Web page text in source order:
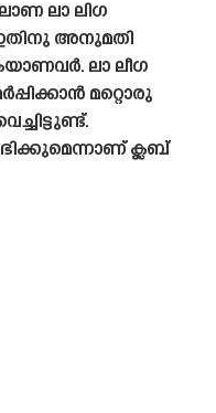
ലാ ലിഗ
ഇതിനു അനുമതി
ലാ ലീഗ
മറ്റൊരു
ക്ലബ്